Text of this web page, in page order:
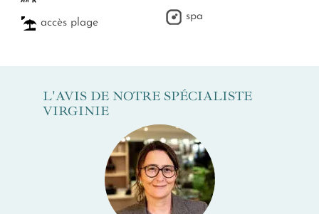
accès plage
spa
L'AVIS DE NOTRE SPÉCIALISTE
VIRGINIE